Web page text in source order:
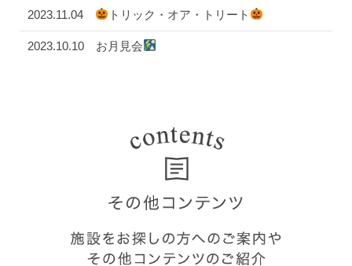
2023.11.04 トリック・オア・トリート
2023.10.10 お月見会